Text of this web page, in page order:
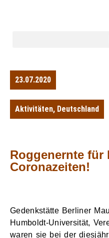
23.07.2020
Aktivitäten, Deutschland
Roggenernte für
Coronazeiten!
Gedenkstätte Berliner
Humboldt-Universität,
waren sie bei der